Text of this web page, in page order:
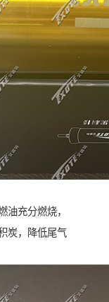
油充分燃烧，
炭，降低尾气